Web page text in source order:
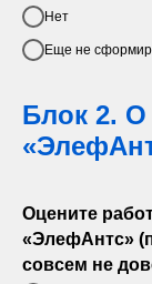
Нет
Еще не
Блок 2.
Оцените
«ЭлефАнтс»
совсем не